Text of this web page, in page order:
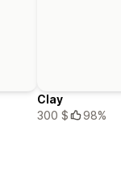
Clay
300 $
98%